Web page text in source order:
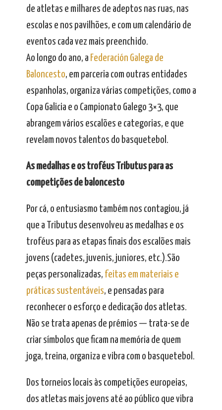
de atletas e milhares de adeptos nas ruas, nas
escolas e nos pavilhões, e com um calendário de
eventos cada vez mais preenchido.
Ao longo do ano, a Federación Galega de
Baloncesto, em parceria com outras entidades
espanholas, organiza várias competições, como a
Copa Galicia e o Campionato Galego 3×3, que
abrangem vários escalões e categorias, e que
revelam novos talentos do basquetebol.
As medalhas e os troféus Tributus para as
competições de baloncesto
Por cá, o entusiasmo também nos contagiou, já
que a Tributus desenvolveu as medalhas e os
troféus para as etapas finais dos escalões mais
jovens (cadetes, juvenis, juniores, etc.).São
peças personalizadas, feitas em materiais e
práticas sustentáveis, e pensadas para
reconhecer o esforço e dedicação dos atletas.
Não se trata apenas de prémios — trata-se de
criar símbolos que ficam na memória de quem
joga, treina, organiza e vibra com o basquetebol.
Dos torneios locais às competições europeias,
dos atletas mais jovens até ao público que vibra